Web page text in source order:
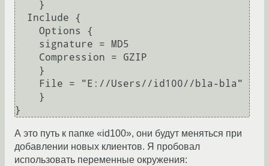
А это путь к папке «id100», они будут меняться при
добавлении новых клиентов. Я пробовал
использовать переменные окружения: